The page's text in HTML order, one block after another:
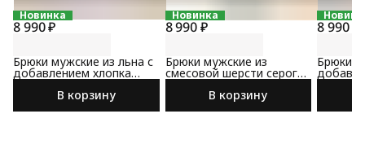
Новинка
8 990 ₽
Брюки мужские из льна с
добавлением хлопка
светло-серого цвета
В корзину
Новинка
8 990 ₽
Брюки мужские из
смесовой шерсти серого
цвета
В корзину
8 990 ₽
Брюки